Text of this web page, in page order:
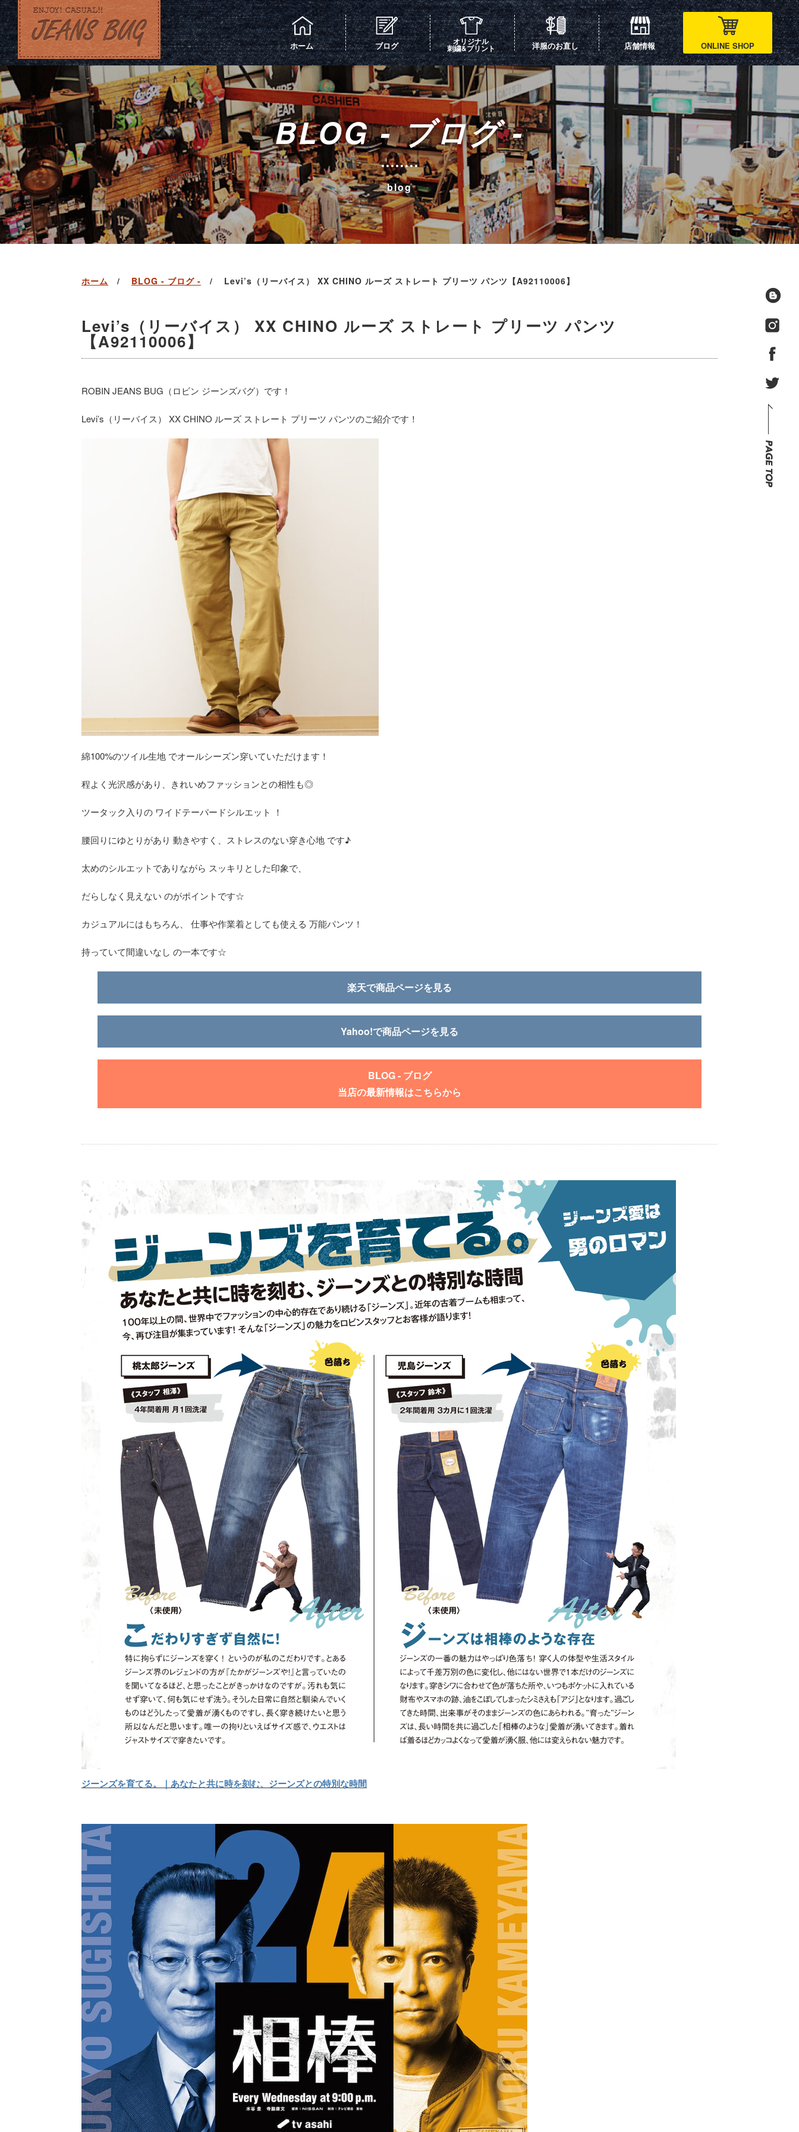
ホーム ブログ オリジナル
刺繍&プリント 洋服のお直し 店舗情報 ONLINE SHOP
BLOG - ブログ -
blog
ホーム BLOG - ブログ - Levi’s（リーバイス） XX CHINO ルーズ ストレート プリーツ パンツ【A92110006】
Levi’s（リーバイス） XX CHINO ルーズ ストレート プリーツ パンツ
【A92110006】
ROBIN JEANS BUG（ロビン ジーンズバグ）です！
Levi’s（リーバイス） XX CHINO ルーズ ストレート プリーツ パンツのご紹介です！
綿100%のツイル生地 でオールシーズン穿いていただけます！
程よく光沢感があり、きれいめファッションとの相性も◎
ツータック入りの ワイドテーパードシルエット ！
腰回りにゆとりがあり 動きやすく、ストレスのない穿き心地 です♪
太めのシルエットでありながら スッキリとした印象で、
だらしなく見えない のがポイントです☆
カジュアルにはもちろん、 仕事や作業着としても使える 万能パンツ！
持っていて間違いなし の一本です☆
楽天で商品ページを見る
Yahoo!で商品ページを見る
BLOG - ブログ
当店の最新情報はこちらから
ジーンズを育てる。｜あなたと共に時を刻む、ジーンズとの特別な時間